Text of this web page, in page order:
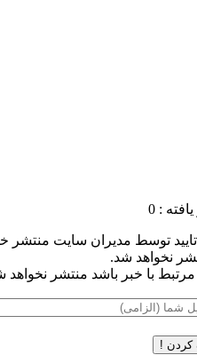
: 0
توسط مدیران سایت منتشر
نخواهد شد.
با خبر باشد منتشر نخواهد
کردن !